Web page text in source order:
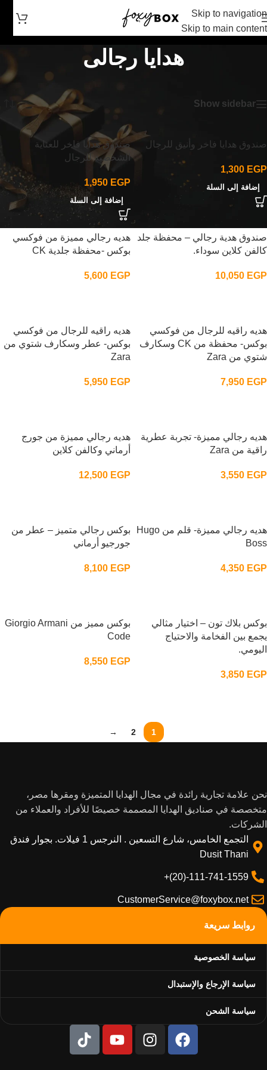
Skip to navigation
Skip to main content
هدايا رجالى
Show sidebar
صندوق هدايا فاخر وأنيق للرجال
1,300 EGP
إضافة إلى السلة
صندوق هدايا فاخر للعناية
الشخصية للرجال
1,950 EGP
إضافة إلى السلة
صندوق هدية رجالي – محفظة جلد
كالفن كلاين سوداء.
10,050 EGP
هديه رجالي مميزة من فوكسي
بوكس -محفظة جلدية CK
5,600 EGP
هديه راقيه للرجال من فوكسي
بوكس- محفظة من CK وسكارف
شتوي من Zara
7,950 EGP
هديه راقيه للرجال من فوكسي
بوكس- عطر وسكارف شتوي من
Zara
5,950 EGP
هديه رجالي مميزة- تجربة عطرية
راقية من Zara
3,550 EGP
هديه رجالي مميزة من جورج
أرماني وكالفن كلاين
12,500 EGP
هديه رجالي مميزة- قلم من Hugo
Boss
4,350 EGP
بوكس رجالي متميز – عطر من
جورجيو أرماني
8,100 EGP
بوكس بلاك تون – اختيار مثالي
يجمع بين الفخامة والاحتياج
اليومي.
3,850 EGP
بوكس مميز من Giorgio Armani
Code
8,550 EGP
1
2
→
نحن علامة تجارية رائدة في مجال الهدايا المتميزة ومقرها مصر،
متخصصة في صناديق الهدايا المصممة خصيصًا للأفراد والعملاء من
الشركات.
التجمع الخامس، شارع التسعين . النرجس 1 فيلات. بجوار فندق
Dusit Thani
111-741-1559-(20)+
CustomerService@foxybox.net
روابط سريعة
سياسة الخصوصية
سياسة الإرجاع والإستبدال
سياسة الشحن